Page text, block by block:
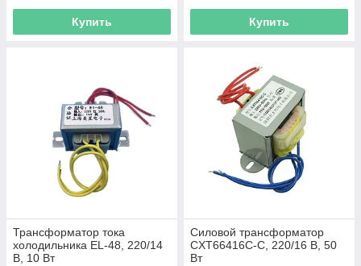
Купить Купить
Трансформатор тока
холодильника EL-48, 220/14
В, 10 Вт
Силовой трансформатор
CXT66416C-C, 220/16 В, 50
Вт